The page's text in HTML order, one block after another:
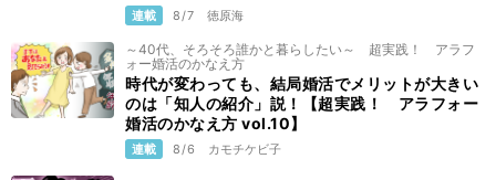
連載 8/7 徳原海
～40代、そろそろ誰かと暮らしたい～ 超実践！ アラフ
ォー婚活のかなえ方
時代が変わっても、結局婚活でメリットが大きい
のは「知人の紹介」説！【超実践！ アラフォー
婚活のかなえ方 vol.10】
連載 8/6 カモチケビ子